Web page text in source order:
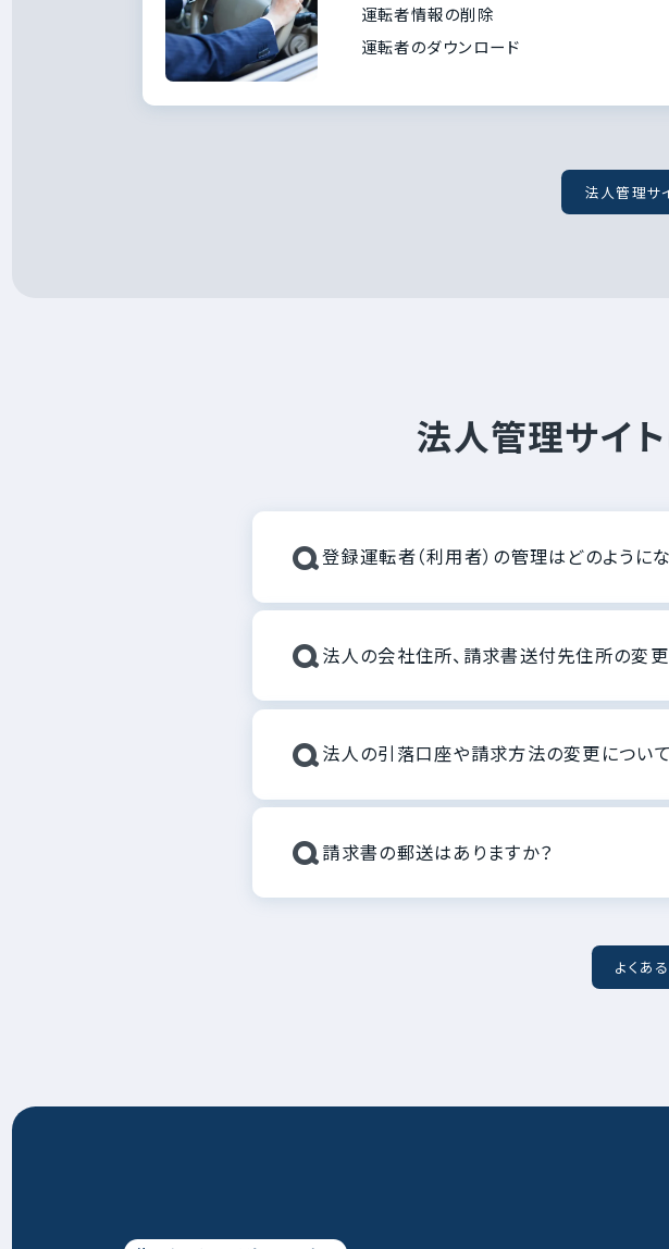
運転者情報の削除
運転者のダウンロード
法人管理サ
法人管理サイ
Q登録運転者（利用者）の管理はどのように
Q法人の会社住所、請求書送付先住所の変更
Q法人の引落口座や請求方法の変更について
Q請求書の郵送はありますか？
よくあ